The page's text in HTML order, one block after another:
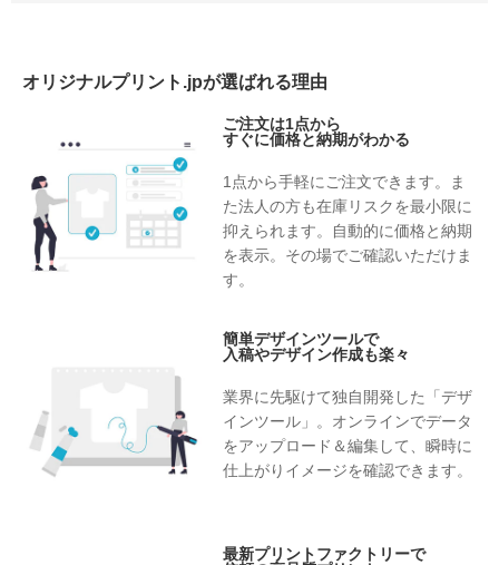
オリジナルプリント.jpが選ばれる理由
ご注文は1点から
すぐに価格と納期がわかる
1点から手軽にご注文できます。ま
た法人の方も在庫リスクを最小限に
抑えられます。自動的に価格と納期
を表示。その場でご確認いただけま
す。
簡単デザインツールで
入稿やデザイン作成も楽々
業界に先駆けて独自開発した「デザ
インツール」。オンラインでデータ
をアップロード＆編集して、瞬時に
仕上がりイメージを確認できます。
最新プリントファクトリーで